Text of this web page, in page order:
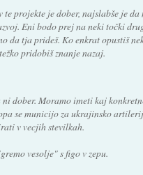
te projekte je dober, najslabše je da
Eni bodo prej na neki točki
da tja prideš. Ko enkrat opustiš
pridobiš znanje nazaj.
ni dober. Moramo imeti kaj
se municijo za ukrajinsko
v vecjih stevilkah.
vesolje" s figo v zepu.